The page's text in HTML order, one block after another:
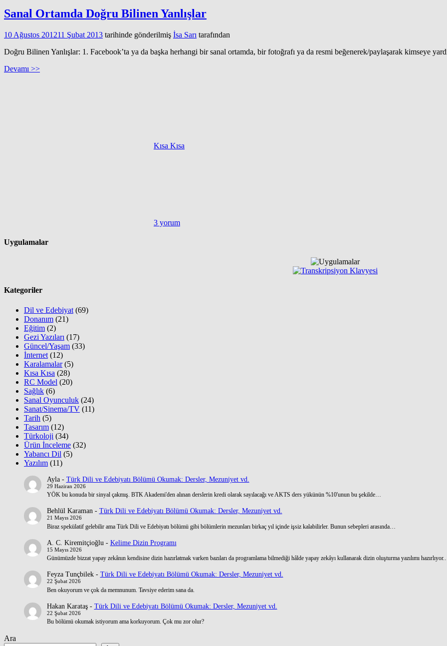
Sanal Ortamda Doğru Bilinen Yanlışlar
10 Ağustos 201211 Şubat 2013 tarihinde gönderilmiş İsa Sarı tarafından
Doğru Bilinen Yanlışlar: 1. Facebook’ta ya da başka herhangi bir sanal ortamda, bir fotoğrafı ya da resmi beğenerek/paylaşarak kimseye
Devamı >>
Kısa Kısa
3 yorum
Uygulamalar
Kategoriler
Dil ve Edebiyat (69)
Donanım (21)
Eğitim (2)
Gezi Yazıları (17)
Güncel/Yaşam (33)
İnternet (12)
Karalamalar(5)
Kısa Kısa (28)
RC Model (20)
Sağlık (6)
Sanal Oyunculuk (24)
Sanat/Sinema/TV (11)
Tarih (5)
Tasarım (12)
Türkoloji (34)
Ürün İnceleme (32)
Yabancı Dil (5)
Yazılım (11)
Ayla- Türk Dili ve Edebiyatı Bölümü Okumak: Dersler, Mezuniyet vd.
29 Haziran 2026
YÖK bu konuda bir sinyal çakmış. BTK Akademi'den alınan derslerin kredi olarak sayılacağı ve AKTS ders yükünün %10'unun bu şekilde…
Behlül Karaman- Türk Dili ve Edebiyatı Bölümü Okumak: Dersler, Mezuniyet vd.
21 Mayıs 2026
Biraz spekülatif gelebilir ama Türk Dili ve Edebiyatı bölümü gibi bölümlerin mezunları birkaç yıl içinde işsiz kalabilirler. Bunun sebepleri arasında…
A. C. Kiremitçioğlu - Kelime Dizin Programı
15 Mayıs 2026
Günümüzde bizzat yapay zekânın kendisine dizin hazırlatmak varken bazıları da programlama bilmediği hâlde yapay zekâyı kullanarak dizin oluşturma yazılımı
Feyza Tunçbilek- Türk Dili ve Edebiyatı Bölümü Okumak: Dersler, Mezuniyet vd.
22 Şubat 2026
Ben okuyorum ve çok da memnunum. Tavsiye ederim sana da.
Hakan Karataş- Türk Dili ve Edebiyatı Bölümü Okumak: Dersler, Mezuniyet vd.
22 Şubat 2026
Bu bölümü okumak istiyorum ama korkuyorum. Çok mu zor olur?
Ara